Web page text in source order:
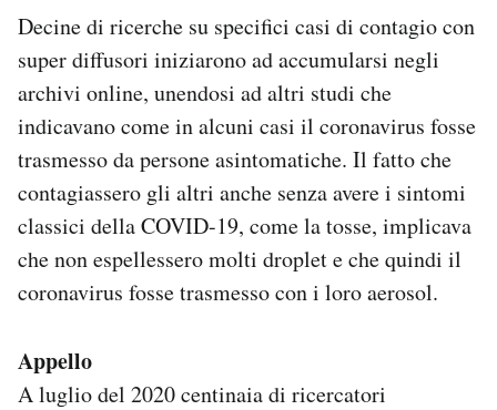
Decine di ricerche su specifici casi di contagio con
super diffusori iniziarono ad accumularsi negli
archivi online, unendosi ad altri studi che
indicavano come in alcuni casi il coronavirus fosse
trasmesso da persone asintomatiche. Il fatto che
contagiassero gli altri anche senza avere i sintomi
classici della COVID-19, come la tosse, implicava
che non espellessero molti droplet e che quindi il
coronavirus fosse trasmesso con i loro aerosol.
Appello
A luglio del 2020 centinaia di ricercatori